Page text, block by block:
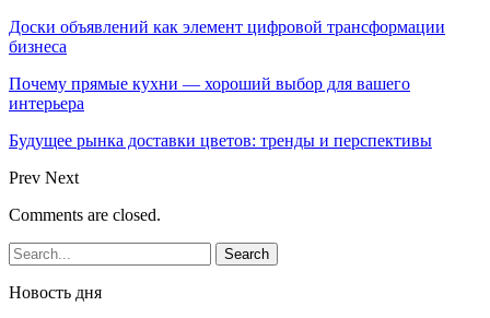
Доски объявлений как элемент цифровой трансформации
бизнеса
Почему прямые кухни — хороший выбор для вашего
интерьера
Будущее рынка доставки цветов: тренды и перспективы
Prev Next
Comments are closed.
Новость дня